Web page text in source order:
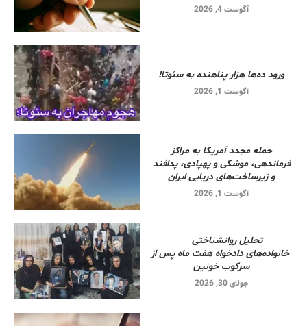
آگوست 4, 2026
ورود ده‌ها هزار پناهنده به سئوتا!
آگوست 1, 2026
حمله مجدد آمریکا به مراکز
فرماندهی، موشکی و پهپادی، پدافند
و زیرساخت‌های دریایی ایران
آگوست 1, 2026
تحلیل روانشناختی
خانواده‌های دادخواه هفت ماه پس از
سرکوب خونین
جولای 30, 2026